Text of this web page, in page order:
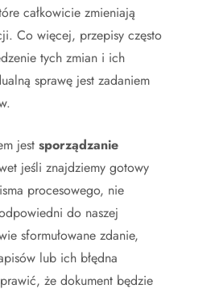
całkowicie zmieniają
Co więcej, przepisy często
tych zmian i ich
sprawę jest zadaniem
jest sporządzanie
jeśli znajdziemy gotowy
procesowego, nie
do naszej
sformułowane zdanie,
lub ich błędna
że dokument będzie